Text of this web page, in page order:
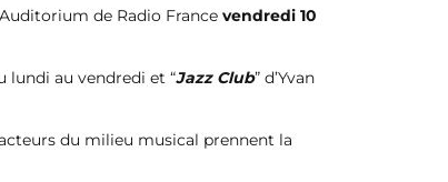
de Radio France vendredi 10
lundi au vendredi et “Jazz Club” d’Yvan
du milieu musical prennent la